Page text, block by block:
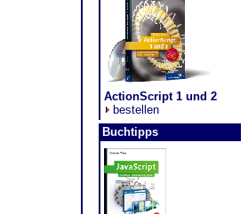
ActionScript 1 und 2
bestellen
Buchtipps